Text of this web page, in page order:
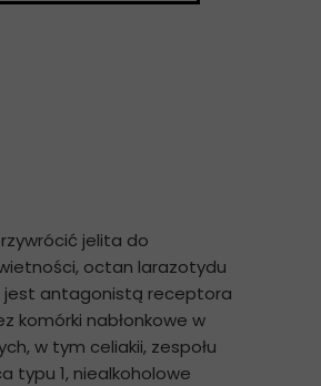
jelita do
octan larazotydu
jest antagonistą receptora
komórki nabłonkowe w
w tym celiakii, zespołu
typu 1, niealkoholowe